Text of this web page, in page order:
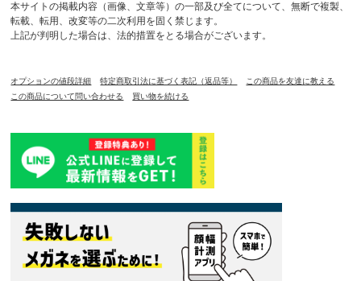
本サイトの掲載内容（画像、文章等）の一部及び全てについて、無断で複製、
転載、転用、改変等の二次利用を固く禁じます。
上記が判明した場合は、法的措置をとる場合がございます。
オプションの値段詳細 特定商取引法に基づく表記（返品等）
この商品を友達に教える
この商品について問い合わせる
買い物を続ける